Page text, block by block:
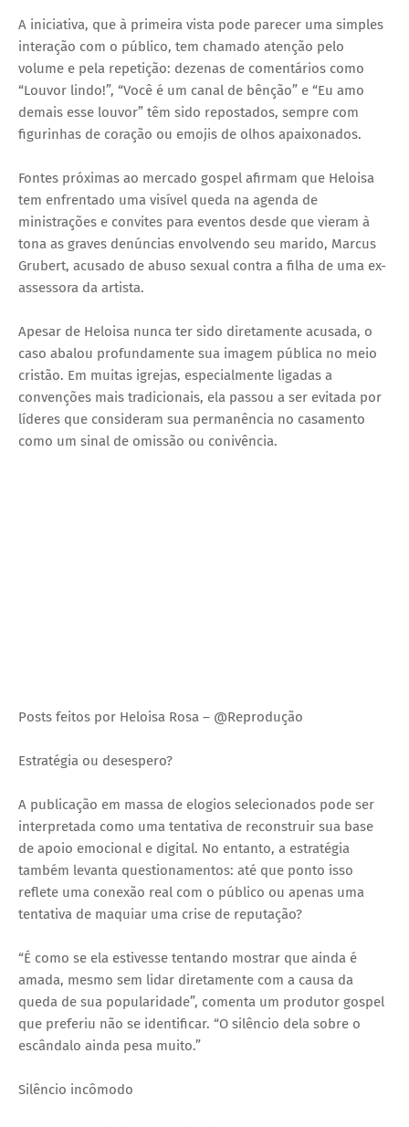
A iniciativa, que à primeira vista pode parecer uma simples
interação com o público, tem chamado atenção pelo
volume e pela repetição: dezenas de comentários como
“Louvor lindo!”, “Você é um canal de bênção” e “Eu amo
demais esse louvor” têm sido repostados, sempre com
figurinhas de coração ou emojis de olhos apaixonados.
Fontes próximas ao mercado gospel afirmam que Heloisa
tem enfrentado uma visível queda na agenda de
ministrações e convites para eventos desde que vieram à
tona as graves denúncias envolvendo seu marido, Marcus
Grubert, acusado de abuso sexual contra a filha de uma ex-
assessora da artista.
Apesar de Heloisa nunca ter sido diretamente acusada, o
caso abalou profundamente sua imagem pública no meio
cristão. Em muitas igrejas, especialmente ligadas a
convenções mais tradicionais, ela passou a ser evitada por
líderes que consideram sua permanência no casamento
como um sinal de omissão ou conivência.
Posts feitos por Heloisa Rosa – @Reprodução
Estratégia ou desespero?
A publicação em massa de elogios selecionados pode ser
interpretada como uma tentativa de reconstruir sua base
de apoio emocional e digital. No entanto, a estratégia
também levanta questionamentos: até que ponto isso
reflete uma conexão real com o público ou apenas uma
tentativa de maquiar uma crise de reputação?
“É como se ela estivesse tentando mostrar que ainda é
amada, mesmo sem lidar diretamente com a causa da
queda de sua popularidade”, comenta um produtor gospel
que preferiu não se identificar. “O silêncio dela sobre o
escândalo ainda pesa muito.”
Silêncio incômodo